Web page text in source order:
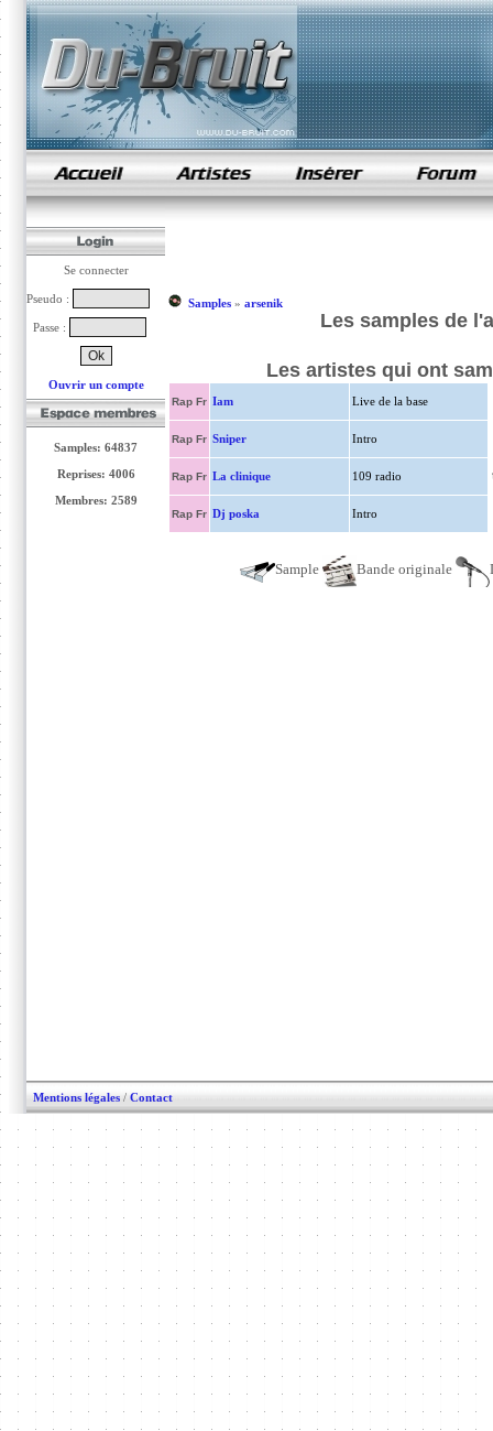
samples de rap
Se connecter
Pseudo :
Passe :
Ouvrir un compte
Samples: 64837
Reprises: 4006
Membres: 2589
Samples» arsenik
Les samples de
Les artistes qui ont
Rap Fr Iam Live de la base
Rap Fr Sniper Intro
Rap Fr La clinique 109 radio
Rap Fr Dj poska Intro
Sample Bande originale
Mentions légales / Contact